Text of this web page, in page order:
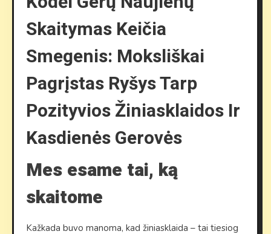
Skaitymas Keičia
Smegenis: Moksliškai
Pagrįstas Ryšys Tarp
Pozityvios Žiniasklaidos Ir
Kasdienės Gerovės
Mes esame tai, ką
skaitome
Kažkada buvo manoma, kad žiniasklaida – tai tiesiog